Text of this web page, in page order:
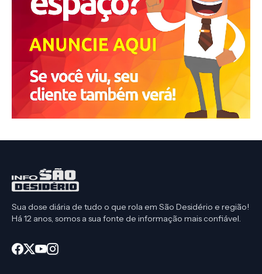
Sua dose diária de tudo o que rola em São Desidério e região!
Há 12 anos, somos a sua fonte de informação mais confiável.